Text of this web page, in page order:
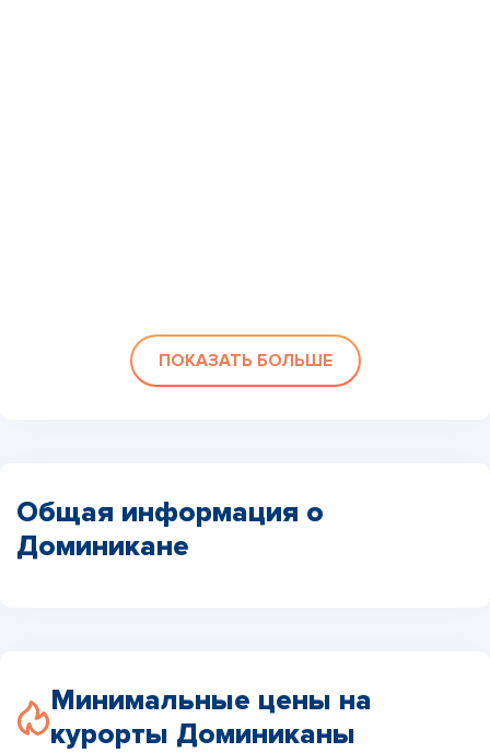
ПОКАЗАТЬ БОЛЬШЕ
Общая информация о
Доминикане
Минимальные цены на
курорты Доминиканы